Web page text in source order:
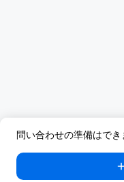
問い合わせの準備はでき